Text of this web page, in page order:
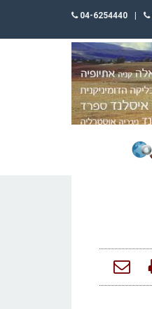
04-6254440